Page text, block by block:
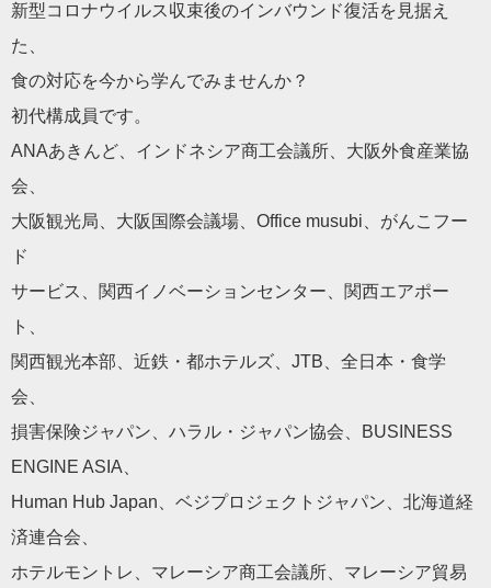
新型コロナウイルス収束後のインバウンド復活を見据え
た、
食の対応を今から学んでみませんか？
初代構成員です。
ANAあきんど、インドネシア商工会議所、大阪外食産業協
会、
大阪観光局、大阪国際会議場、Office musubi、がんこフー
ド
サービス、関西イノベーションセンター、関西エアポー
ト、
関西観光本部、近鉄・都ホテルズ、JTB、全日本・食学
会、
損害保険ジャパン、ハラル・ジャパン協会、BUSINESS
ENGINE ASIA、
Human Hub Japan、ベジプロジェクトジャパン、北海道経
済連合会、
ホテルモントレ、マレーシア商工会議所、マレーシア貿易